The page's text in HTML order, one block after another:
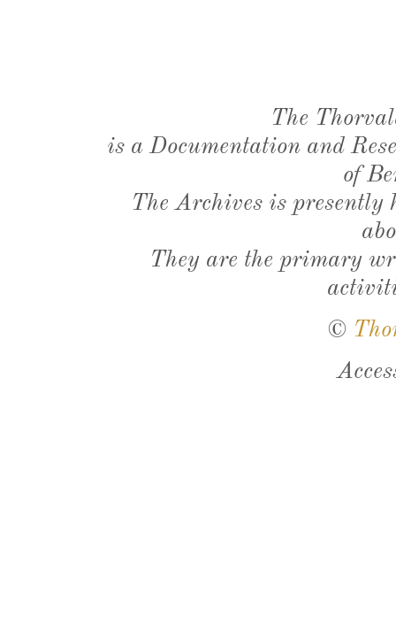
The
is a Documentation and
of
The Archives is presently
They are the primary
©